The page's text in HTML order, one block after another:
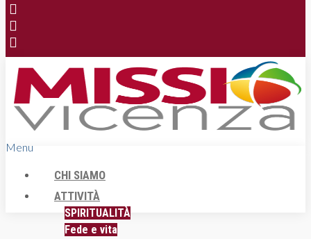
Menu
CHI SIAMO
ATTIVITÀ
SPIRITUALITÀ
Fede e vita